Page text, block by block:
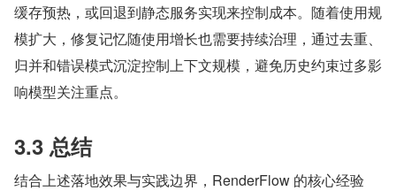
缓存预热，或回退到静态服务实现来控制成本。随着使用规
模扩大，修复记忆随使用增长也需要持续治理，通过去重、
归并和错误模式沉淀控制上下文规模，避免历史约束过多影
响模型关注重点。
3.3 总结
结合上述落地效果与实践边界，RenderFlow 的核心经验